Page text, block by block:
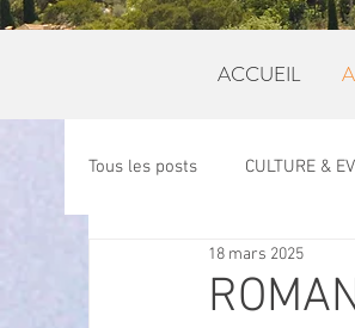
ACCUEIL
Tous les posts CULTURE &
OFFRES D'EMPLOI
18 mars 2025